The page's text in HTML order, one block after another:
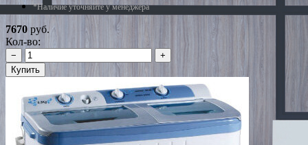
*Наличие уточняйте у менеджера
7670 руб.
Кол-во:
−
+
Купить